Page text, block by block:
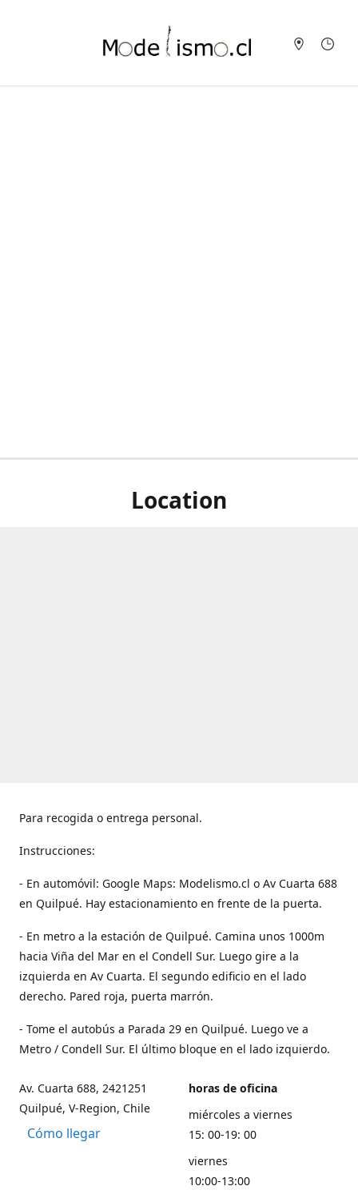
Location
Para recogida o entrega personal.
Instrucciones:
- En automóvil: Google Maps: Modelismo.cl o Av Cuarta 688
en Quilpué. Hay estacionamiento en frente de la puerta.
- En metro a la estación de Quilpué. Camina unos 1000m
hacia Viña del Mar en el Condell Sur. Luego gire a la
izquierda en Av Cuarta. El segundo edificio en el lado
derecho. Pared roja, puerta marrón.
- Tome el autobús a Parada 29 en Quilpué. Luego ve a
Metro / Condell Sur. El último bloque en el lado izquierdo.
Av. Cuarta 688, 2421251
Quilpué, V-Region, Chile
Cómo llegar
horas de oficina
miércoles a viernes
15: 00-19: 00
viernes
10:00-13:00